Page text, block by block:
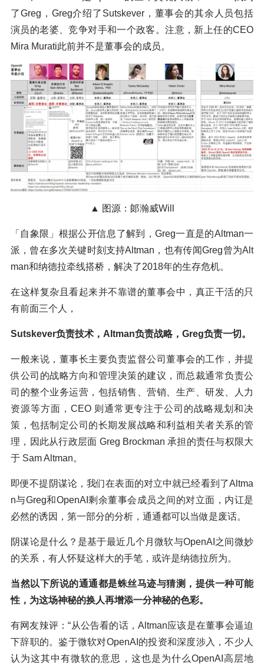
了Greg，Greg介绍了Sutskever，董事会的其余人员包括
演员的老婆、竞争对手和一个政客。注意，新上任的CEO
Mira Murati此前并不是董事会的成员。
▲ 图源：郞瀚威Will
「自象限」根据公开信息了解到，Greg一直是的Altman一
派，曾在多次关键时刻支持Altman，也有传闻Greg曾为Alt
man和纳德拉牵线搭桥，解决了2018年的生存危机。
在这样复杂且看起来并不靠谱的董事会中，真正干活的只
有前面三个人，
Sutskever负责技术，Altman负责战略，Greg负责一切。
一般来说，董事长主要负责监督公司董事会的工作，并提
供公司的战略方向和管理决策的建议，而总裁通常负责公
司的整个业务运营，包括销售、营销、生产、研发、人力
资源等方面，CEO 则通常更专注于公司的战略规划和决
策，包括制定公司的长期发展战略和利益相关者关系的管
理，因此从行政层面 Greg Brockman 承担的责任与权限大
于 Sam Altman。
即便不提阴谋论，我们在表面的对立中就已经看到了Altma
n与Greg和OpenAI剩余董事会成员之间的对立面，内讧是
必然的诱因，第一部分的分析，通通都可以当做是废话。
阴谋论是什么？是基于最近几个月微软与OpenAI之间微妙
的关系，有人怀疑这样大的手笔，或许是纳德拉所为。
当然以下所说的通通都是蛛丝马迹与猜测，提供一种可能
性，为这场神秘的换人再增添一分神秘的色彩。
有网友辣评：“从公告看的话，Altman应该是在董事会逼迫
下辞职的。鉴于微软对OpenAI的投资和深度涉入，不少人
认为这其中有微软的意思，这也是为什么OpenAI高层地